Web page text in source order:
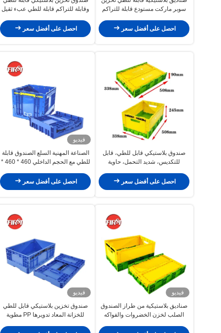
سوبر ماركت مستودع قابلة للتراكم
احصل على أفضل سعر
وقابلة للتراكم قابلة للطي عبء ثقيل
احصل على أفضل سعر
صندوق بلاستيكي قابل للطي، قابل
للتكديس، شديد التحمل، حاوية
بلاستيكي، الشركة المصنعة
احصل على أفضل سعر
فيديو
الصناعة المهنية السلع الصندوق قابلة
للطي مع الحجم الداخلي 460 * 460 *
احصل على أفضل سعر
فيديو
صناديق بلاستيكية من طراز الصندوق
الصلب لخزن الخضروات والفواكه
فيديو
صندوق تخزين بلاستيكي قابل للطي
للخزانة المعاد تدويرها PP مطوية